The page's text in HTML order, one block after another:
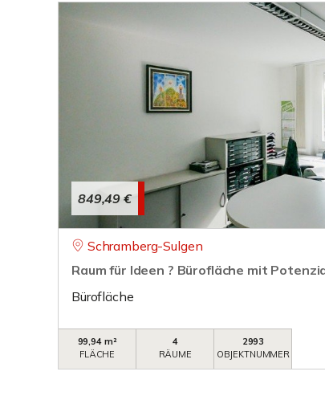
849,49 €
Schramberg-Sulgen
Raum für Ideen ? Bürofläche mit
Bürofläche
99,94 m²
FLÄCHE
4
RÄUME
2993
OBJEKTNUMMER